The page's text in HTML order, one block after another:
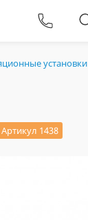
установки
Артикул 1438